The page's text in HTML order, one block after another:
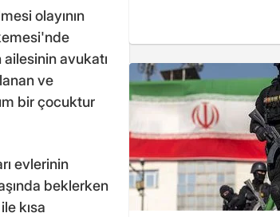
olayının
ailesinin avukatı
ve
bir çocuktur
evlerinin
beklerken
kısa